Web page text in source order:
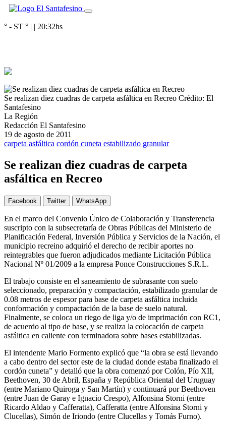
° - ST ° | | 20:32hs
Se realizan diez cuadras de carpeta asfáltica en Recreo Crédito: El
Santafesino
La Región
Redacción El Santafesino
19 de agosto de 2011
carpeta asfáltica cordón cuneta estabilizado granular
Se realizan diez cuadras de carpeta
asfáltica en Recreo
Facebook Twitter WhatsApp
En el marco del Convenio Único de Colaboración y Transferencia
suscripto con la subsecretaría de Obras Públicas del Ministerio de
Planificación Federal, Inversión Pública y Servicios de la Nación, el
municipio recreino adquirió el derecho de recibir aportes no
reintegrables que fueron adjudicados mediante Licitación Pública
Nacional Nº 01/2009 a la empresa Ponce Construcciones S.R.L.
El trabajo consiste en el saneamiento de subrasante con suelo
seleccionado, preparación y compactación, estabilizado granular de
0.08 metros de espesor para base de carpeta asfáltica incluida
conformación y compactación de la base de suelo natural.
Finalmente, se coloca un riego de liga y/o de imprimación con RC1,
de acuerdo al tipo de base, y se realiza la colocación de carpeta
asfáltica en caliente con terminadora sobre bases estabilizadas.
El intendente Mario Formento explicó que “la obra se está llevando
a cabo dentro del sector este de la ciudad donde estaba finalizado el
cordón cuneta” y detalló que la obra comenzó por Colón, Pío XII,
Beethoven, 30 de Abril, España y República Oriental del Uruguay
(entre Mariano Quiroga y San Martín) y continuará por Beethoven
(entre Juan de Garay e Ignacio Crespo), Alfonsina Storni (entre
Ricardo Aldao y Cafferatta), Cafferatta (entre Alfonsina Storni y
Clucellas), Simón de Iriondo (entre Clucellas y Tomás Furno).